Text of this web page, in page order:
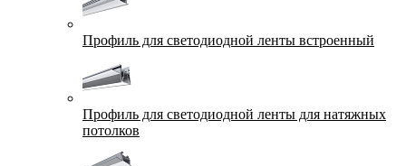
Профиль для светодиодной ленты встроенный
Профиль для светодиодной ленты для натяжных
потолков